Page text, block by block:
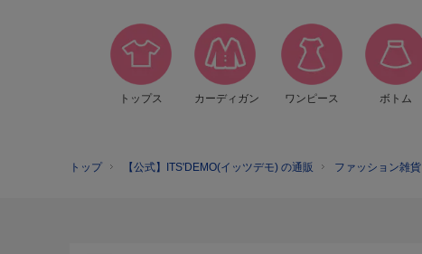
トップス カーディガン ワンピース ボトム
トップ 【公式】ITS'DEMO(イッツデモ) の通販 ファッション雑貨